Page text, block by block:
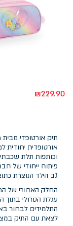
₪229.90
אורטופדית יחודית
פיתוח ייחודי של
גב הילד הנוצרת
החלק האחורי של
התלמידים לבחור
לצאת עם התיק